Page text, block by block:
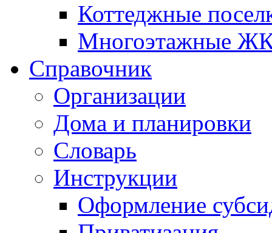
Коттеджные
Многоэтажные
Справочник
Организации
Дома и планировки
Словарь
Инструкции
Оформление